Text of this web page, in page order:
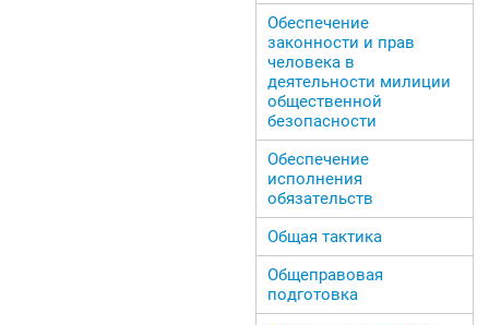
Обеспечение
законности и прав
человека в
деятельности милиции
общественной
безопасности
Обеспечение
исполнения
обязательств
Общая тактика
Общеправовая
подготовка